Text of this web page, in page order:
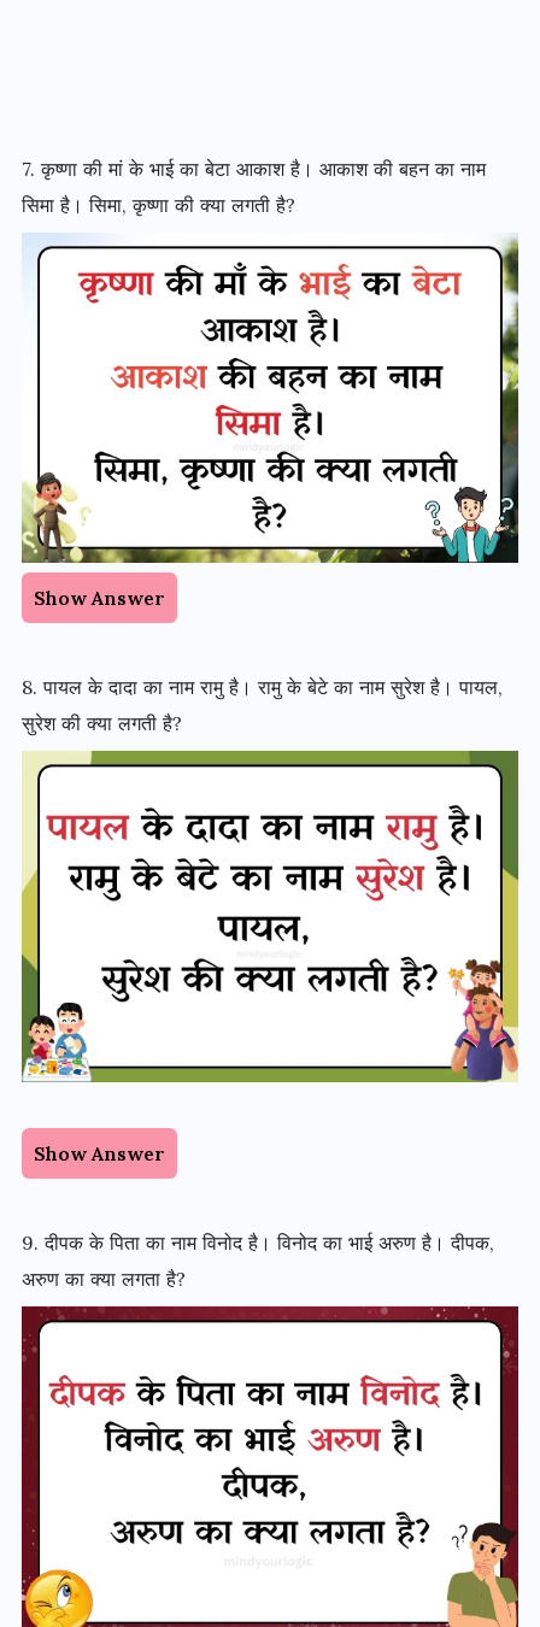
7. कृष्णा की मां के भाई का बेटा आकाश है। आकाश की बहन का नाम
सिमा है। सिमा, कृष्णा की क्या लगती है?
Show Answer
8. पायल के दादा का नाम रामु है। रामु के बेटे का नाम सुरेश है। पायल,
सुरेश की क्या लगती है?
Show Answer
9. दीपक के पिता का नाम विनोद है। विनोद का भाई अरुण है। दीपक,
अरुण का क्या लगता है?